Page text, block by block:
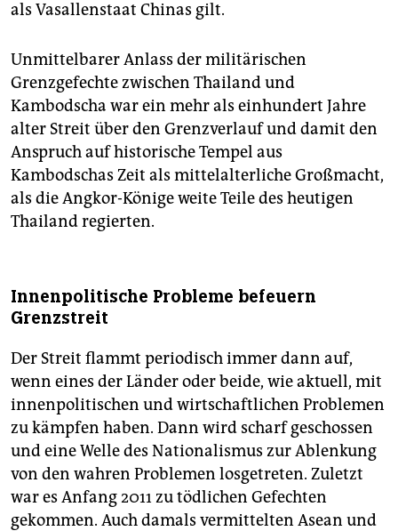
als Vasallenstaat Chinas gilt.
Unmittelbarer Anlass der militärischen
Grenzgefechte zwischen Thailand und
Kambodscha war ein mehr als einhundert Jahre
alter Streit über den Grenzverlauf und damit den
Anspruch auf historische Tempel aus
Kambodschas Zeit als mittelalterliche Großmacht,
als die Angkor-Könige weite Teile des heutigen
Thailand regierten.
Innenpolitische Probleme befeuern
Grenzstreit
Der Streit flammt periodisch immer dann auf,
wenn eines der Länder oder beide, wie aktuell, mit
innenpolitischen und wirtschaftlichen Problemen
zu kämpfen haben. Dann wird scharf geschossen
und eine Welle des Nationalismus zur Ablenkung
von den wahren Problemen losgetreten. Zuletzt
war es Anfang 2011 zu tödlichen Gefechten
gekommen. Auch damals vermittelten Asean und